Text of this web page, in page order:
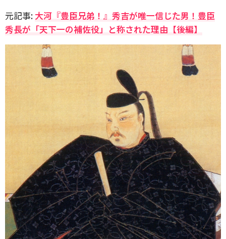
元記事:大河『豊臣兄弟！』秀吉が唯一信じた男！豊臣
秀長が「天下一の補佐役」と称された理由【後編】